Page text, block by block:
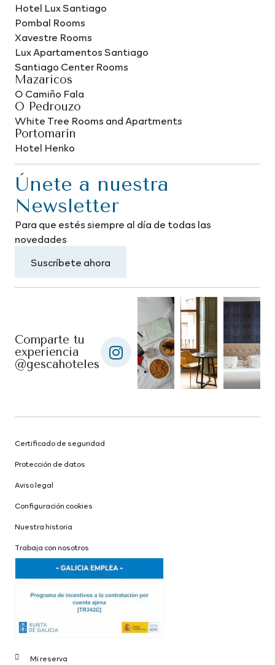
Hotel Lux Santiago
Pombal Rooms
Xavestre Rooms
Lux Apartamentos Santiago
Santiago Center Rooms
Mazaricos
O Camiño Fala
O Pedrouzo
White Tree Rooms and Apartments
Portomarín
Hotel Henko
Únete a nuestra
Newsletter
Para que estés siempre al día de todas las
novedades
Suscríbete ahora
Comparte tu
experiencia
@gescahoteles
Certificado de seguridad
Protección de datos
Aviso legal
Configuración cookies
Nuestra historia
Trabaja con nosotros
Mi reserva